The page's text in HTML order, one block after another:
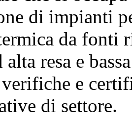
di impianti
da
resa e
verifiche e
di settore.